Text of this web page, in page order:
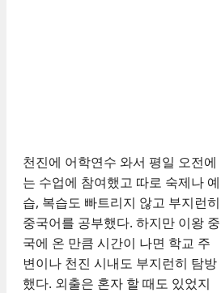
천진에 어학연수 와서 평일 오전에
는 수업에 참여했고 따로 숙제나 예
습, 복습도 빠트리지 않고 부지런히
중국어를 공부했다. 하지만 이왕 중
국에 온 만큼 시간이 나면 학교 주
변이나 천진 시내도 부지런히 탐방
했다. 외출은 혼자 할 때도 있었지